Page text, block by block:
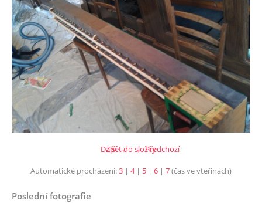
← Předchozí
Další →
Zpět do složky
Automatické procházení:3 | 4| 5 | 6 | 7(čas ve vteřinách)
Poslední fotografie